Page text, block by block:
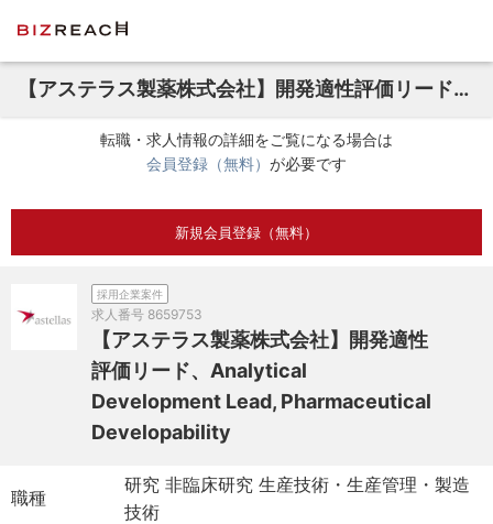
【アステラス製薬株式会社】開発適性評価リード、Analytical Development Lead, Pharmaceutical Developability
転職・求人情報の詳細をご覧になる場合は
会員登録（無料） が必要です
新規会員登録（無料）
採用企業案件
求人番号 8659753
【アステラス製薬株式会社】開発適性
評価リード、Analytical
Development Lead, Pharmaceutical
Developability
職種
研究 非臨床研究 生産技術・生産管理・製造
技術